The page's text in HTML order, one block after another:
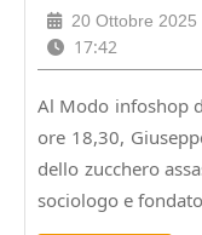
25
ottobre
“Il
(solubile)
dello
zucchero
assassino”.
L’autore
20 Ottobre 2025
17:42
Al Modo infoshop
ore 18,30,
dello zucchero
sociologo e